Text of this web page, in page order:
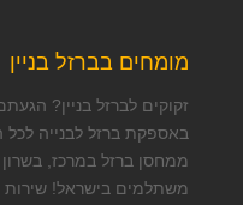
מומחים בברזל בניין
זקוקים לברזל בניין?
באספקת ברזל לבנייה לכל
ממחסן ברזל במרכז,
משתלמים בישראל! שירות